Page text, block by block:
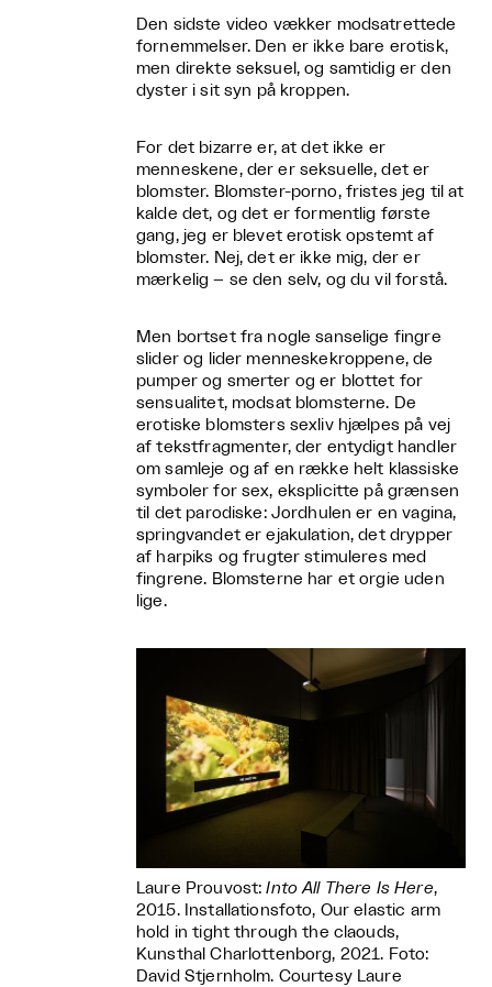
Den sidste video vækker modsatrettede
fornemmelser. Den er ikke bare erotisk,
men direkte seksuel, og samtidig er den
dyster i sit syn på kroppen.
For det bizarre er, at det ikke er
menneskene, der er seksuelle, det er
blomster. Blomster-porno, fristes jeg til at
kalde det, og det er formentlig første
gang, jeg er blevet erotisk opstemt af
blomster. Nej, det er ikke mig, der er
mærkelig – se den selv, og du vil forstå.
Men bortset fra nogle sanselige fingre
slider og lider menneskekroppene, de
pumper og smerter og er blottet for
sensualitet, modsat blomsterne. De
erotiske blomsters sexliv hjælpes på vej
af tekstfragmenter, der entydigt handler
om samleje og af en række helt klassiske
symboler for sex, eksplicitte på grænsen
til det parodiske: Jordhulen er en vagina,
springvandet er ejakulation, det drypper
af harpiks og frugter stimuleres med
fingrene. Blomsterne har et orgie uden
lige.
Laure Prouvost:Into All There Is Here,
2015. Installationsfoto, Our elastic arm
hold in tight through the claouds,
Kunsthal Charlottenborg, 2021. Foto:
David Stjernholm. Courtesy Laure